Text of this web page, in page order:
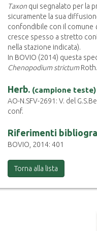
Taxon qui segnalato per la
sicuramente la sua
confondibile con il comune
cresce spesso a stretto
nella stazione indicata).
In BOVIO (2014) questa
Chenopodium strictumRoth.
Herb. (campione teste)
AO-N.SFV-2691: V. del
conf.
Riferimenti
BOVIO, 2014: 401
Torna alla lista